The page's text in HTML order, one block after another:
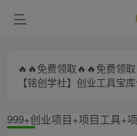
🔥🔥免费领取🔥🔥免费
【铭创学社】创业工具宝
999+创业项目+项目工具+